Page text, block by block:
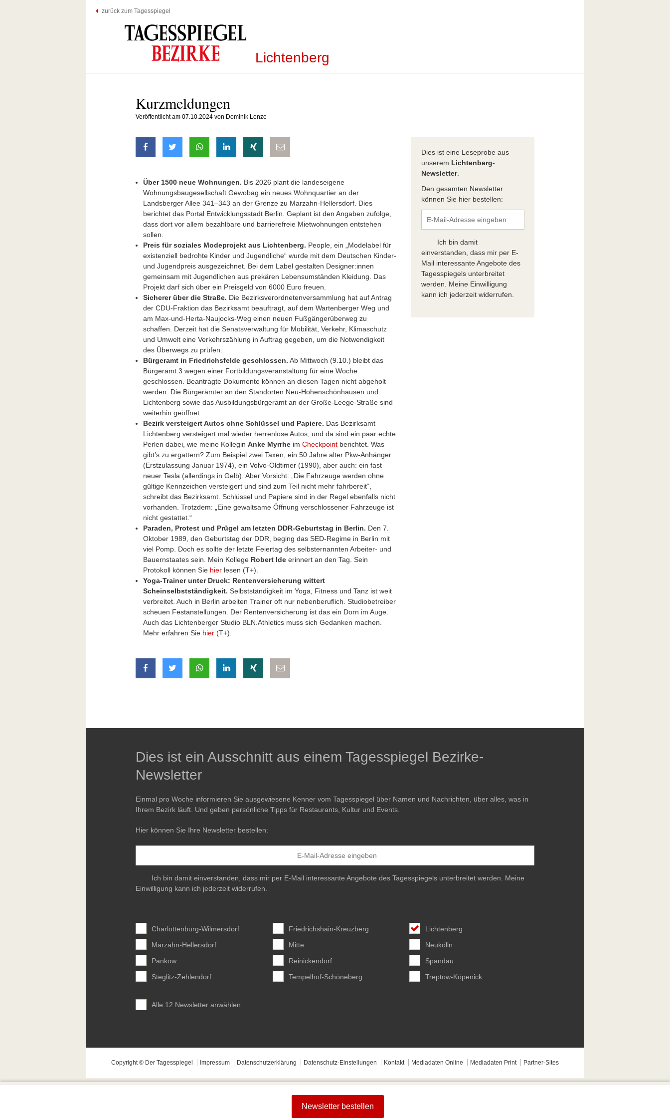
zurück zum Tagesspiegel
Lichtenberg
Kurzmeldungen
Veröffentlicht am 07.10.2024 von Dominik Lenze
auf Facebook teilen
auf Twitter teilen
mit Whatsapp teilen
auf LinkedIn teilen
auf Xing teilenper E-Mail teilen
Über 1500 neue Wohnungen. Bis 2026 plant die landeseigene
Wohnungsbaugesellschaft Gewobag ein neues Wohnquartier an der
Landsberger Allee 341–343 an der Grenze zu Marzahn-Hellersdorf. Dies
berichtet das Portal Entwicklungsstadt Berlin. Geplant ist den Angaben zufolge,
dass dort vor allem bezahlbare und barrierefreie Mietwohnungen entstehen
sollen.
Preis für soziales Modeprojekt aus Lichtenberg. People, ein „Modelabel für
existenziell bedrohte Kinder und Jugendliche“ wurde mit dem Deutschen Kinder-
und Jugendpreis ausgezeichnet. Bei dem Label gestalten Designer:innen
gemeinsam mit Jugendlichen aus prekären Lebensumständen Kleidung. Das
Projekt darf sich über ein Preisgeld von 6000 Euro freuen.
Sicherer über die Straße. Die Bezirksverordnetenversammlung hat auf Antrag
der CDU-Fraktion das Bezirksamt beauftragt, auf dem Wartenberger Weg und
am Max-und-Herta-Naujocks-Weg einen neuen Fußgängerüberweg zu
schaffen. Derzeit hat die Senatsverwaltung für Mobilität, Verkehr, Klimaschutz
und Umwelt eine Verkehrszählung in Auftrag gegeben, um die Notwendigkeit
des Überwegs zu prüfen.
Bürgeramt in Friedrichsfelde geschlossen. Ab Mittwoch (9.10.) bleibt das
Bürgeramt 3 wegen einer Fortbildungsveranstaltung für eine Woche
geschlossen. Beantragte Dokumente können an diesen Tagen nicht abgeholt
werden. Die Bürgerämter an den Standorten Neu-Hohenschönhausen und
Lichtenberg sowie das Ausbildungsbürgeramt an der Große-Leege-Straße sind
weiterhin geöffnet.
Bezirk versteigert Autos ohne Schlüssel und Papiere. Das Bezirksamt
Lichtenberg versteigert mal wieder herrenlose Autos, und da sind ein paar echte
Perlen dabei, wie meine Kollegin Anke Myrrhe im Checkpoint berichtet. Was
gibt’s zu ergattern? Zum Beispiel zwei Taxen, ein 50 Jahre alter Pkw-Anhänger
(Erstzulassung Januar 1974), ein Volvo-Oldtimer (1990), aber auch: ein fast
neuer Tesla (allerdings in Gelb). Aber Vorsicht: „Die Fahrzeuge werden ohne
gültige Kennzeichen versteigert und sind zum Teil nicht mehr fahrbereit“,
schreibt das Bezirksamt. Schlüssel und Papiere sind in der Regel ebenfalls nicht
vorhanden. Trotzdem: „Eine gewaltsame Öffnung verschlossener Fahrzeuge ist
nicht gestattet.“
Paraden, Protest und Prügel am letzten DDR-Geburtstag in Berlin. Den 7.
Oktober 1989, den Geburtstag der DDR, beging das SED-Regime in Berlin mit
viel Pomp. Doch es sollte der letzte Feiertag des selbsternannten Arbeiter- und
Bauernstaates sein. Mein Kollege Robert Ide erinnert an den Tag. Sein
Protokoll können Sie hier lesen (T+).
Yoga-Trainer unter Druck: Rentenversicherung wittert
Scheinselbstständigkeit. Selbstständigkeit im Yoga, Fitness und Tanz ist weit
verbreitet. Auch in Berlin arbeiten Trainer oft nur nebenberuflich. Studiobetreiber
scheuen Festanstellungen. Der Rentenversicherung ist das ein Dorn im Auge.
Auch das Lichtenberger Studio BLN.Athletics muss sich Gedanken machen.
Mehr erfahren Sie hier (T+).
auf Facebook teilen
auf Twitter teilen
mit Whatsapp teilen
auf LinkedIn teilen
auf Xing teilenper E-Mail teilen
Dies ist eine Leseprobe aus
unserem Lichtenberg-
Newsletter.
Den gesamten Newsletter
können Sie hier bestellen:
Ich bin damit
einverstanden, dass mir per E-
Mail interessante Angebote des
Tagesspiegels unterbreitet
werden. Meine Einwilligung
kann ich jederzeit widerrufen.
Dies ist ein Ausschnitt aus einem Tagesspiegel Bezirke-
Newsletter
Einmal pro Woche informieren Sie ausgewiesene Kenner vom Tagesspiegel über Namen und Nachrichten, über alles, was in
Ihrem Bezirk läuft. Und geben persönliche Tipps für Restaurants, Kultur und Events.
Hier können Sie Ihre Newsletter bestellen:
Ich bin damit einverstanden, dass mir per E-Mail interessante Angebote des Tagesspiegels unterbreitet werden. Meine
Einwilligung kann ich jederzeit widerrufen.
Charlottenburg-Wilmersdorf Friedrichshain-Kreuzberg
Lichtenberg
Marzahn-Hellersdorf
Mitte
Neukölln
Pankow
Reinickendorf
Spandau
Steglitz-Zehlendorf
Tempelhof-Schöneberg Treptow-Köpenick
Alle 12 Newsletter anwählen
Newsletter bestellen
Copyright © Der Tagesspiegel Impressum Datenschutzerklärung Datenschutz-Einstellungen Kontakt Mediadaten Online Mediadaten Print Partner-Sites